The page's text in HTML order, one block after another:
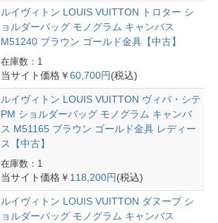
ルイヴィトン LOUIS VUITTON トロター シ
ョルダーバッグ モノグラム キャンバス
M51240 ブラウン ゴールド金具【中古】
在庫数：1
当サイト価格￥60,700円(税込)
ルイヴィトン LOUIS VUITTON ヴィバ・シテ
PM ショルダーバッグ モノグラム キャンバ
ス M51165 ブラウン ゴールド金具 レディー
ス【中古】
在庫数：1
当サイト価格￥ 118,200円(税込)
ルイヴィトン LOUIS VUITTON ダヌーブ シ
ョルダーバッグ モノグラム キャンバス